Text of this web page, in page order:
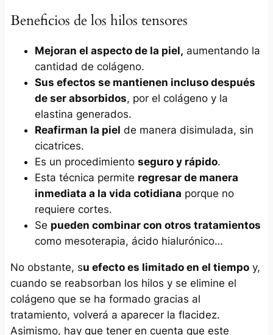
Beneficios de los hilos tensores
Mejoran el aspecto de la piel, aumentando la
cantidad de colágeno.
Sus efectos se mantienen incluso después
de ser absorbidos, por el colágeno y la
elastina generados.
Reafirman la piel de manera disimulada, sin
cicatrices.
Es un procedimiento seguro y rápido.
Esta técnica permite regresar de manera
inmediata a la vida cotidiana porque no
requiere cortes.
Se pueden combinar con otros tratamientos
como mesoterapia, ácido hialurónico…
No obstante, su efecto es limitado en el tiempoy,
cuando se reabsorban los hilos y se elimine el
colágeno que se ha formado gracias al
tratamiento, volverá a aparecer la flacidez.
Asimismo, hay que tener en cuenta que este